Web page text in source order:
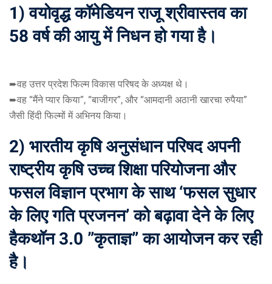
1) वयोवृद्ध कॉमेडियन राजू श्रीवास्तव का
58 वर्ष की आयु में निधन हो गया है।
➨वह उत्तर प्रदेश फिल्म विकास परिषद के अध्यक्ष थे।
➨वह “मैंने प्यार किया”, “बाजीगर”, और “आमदानी अठानी खारचा रुपैया”
जैसी हिंदी फिल्मों में अभिनय किया।
2) भारतीय कृषि अनुसंधान परिषद अपनी
राष्ट्रीय कृषि उच्च शिक्षा परियोजना और
फसल विज्ञान प्रभाग के साथ ‘फसल सुधार
के लिए गति प्रजनन’ को बढ़ावा देने के लिए
हैकथॉन 3.0 ”कृताज्ञ” का आयोजन कर रही
है।